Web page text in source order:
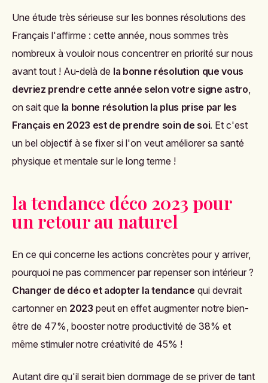
Une étude très sérieuse sur les bonnes résolutions des
Français l'affirme : cette année, nous sommes très
nombreux à vouloir nous concentrer en priorité sur nous
avant tout ! Au-delà de la bonne résolution que vous
devriez prendre cette année selon votre signe astro,
on sait que la bonne résolution la plus prise par les
Français en 2023 est de prendre soin de soi. Et c'est
un bel objectif à se fixer si l'on veut améliorer sa santé
physique et mentale sur le long terme !
la tendance déco 2023 pour
un retour au naturel
En ce qui concerne les actions concrètes pour y arriver,
pourquoi ne pas commencer par repenser son intérieur ?
Changer de déco et adopter la tendance qui devrait
cartonner en 2023 peut en effet augmenter notre bien-
être de 47%, booster notre productivité de 38% et
même stimuler notre créativité de 45% !
Autant dire qu'il serait bien dommage de se priver de tant